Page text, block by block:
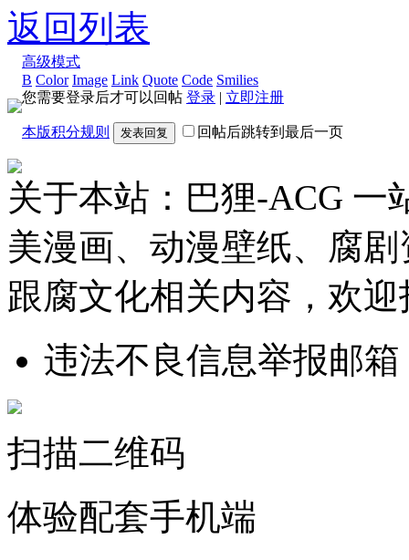
返回列表
高级模式
B Color Image Link Quote Code Smilies
您需要登录后才可以回帖 登录 | 立即注册
本版积分规则 发表回复 回帖后跳转到最后一页
关于本站：巴狸-ACG 一
美漫画、动漫壁纸、腐
跟腐文化相关内容，欢迎
违法不良信息举报邮箱
扫描二维码
体验配套手机端